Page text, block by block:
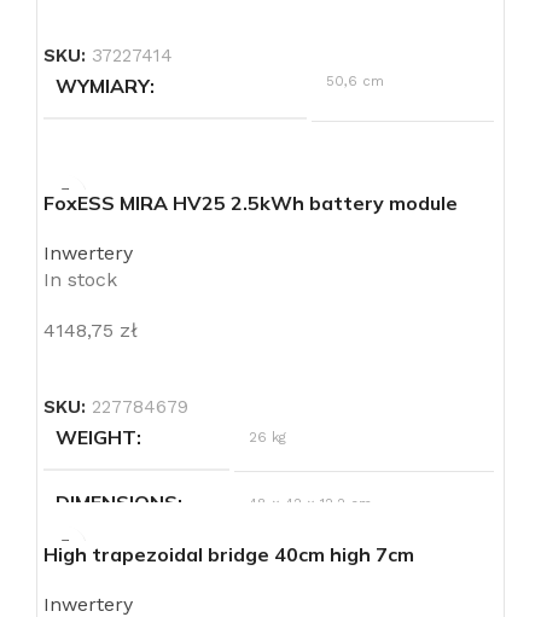
SKU: 37227414
WYMIARY 50,6 cm
FoxESS MIRA HV25 2.5kWh battery module
Inwertery
In stock
4148,75 zł
SKU: 227784679
WEIGHT 26 kg
DIMENSIONS 48 × 42 × 12,2 cm
PRODUCENT FoxESS
High trapezoidal bridge 40cm high 7cm
Inwertery